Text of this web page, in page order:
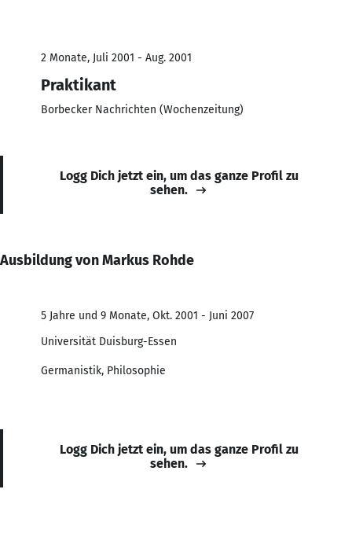
2 Monate, Juli 2001 - Aug. 2001
Praktikant
Borbecker Nachrichten (Wochenzeitung)
Logg Dich jetzt ein, um das ganze Profil zu
sehen.
Ausbildung von Markus Rohde
5 Jahre und 9 Monate, Okt. 2001 - Juni 2007
Universität Duisburg-Essen
Germanistik, Philosophie
Logg Dich jetzt ein, um das ganze Profil zu
sehen.